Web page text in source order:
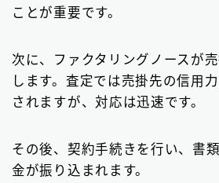
ことが重要です。
次に、ファクタリングノースが
します。査定では売掛先の信用
されますが、対応は迅速です。
その後、契約手続きを行い、書
金が振り込まれます。